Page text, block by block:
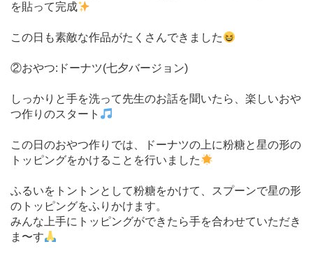
を貼って完成
この日も素敵な作品がたくさんできました
②おやつ:ドーナツ(七夕バージョン)
しっかりと手を洗って先生のお話を聞いたら、楽しいおや
つ作りのスタート
この日のおやつ作りでは、ドーナツの上に粉糖と星の形の
トッピングをかけることを行いました
ふるいをトントンとして粉糖をかけて、スプーンで星の形
のトッピングをふりかけます。
みんな上手にトッピングができたら手を合わせていただき
ま〜す